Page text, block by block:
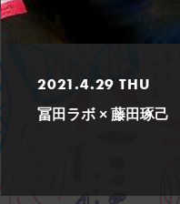
2021.4.29 THU
冨田ラボ × 藤田琢己